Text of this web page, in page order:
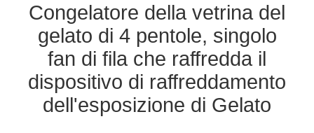
NOTIZIE
RICHIEDA
CITAZIONE
Congelatore della vetrina del
gelato di 4 pentole, singolo
fan di fila che raffredda il
dispositivo di raffreddamento
dell'esposizione di Gelato